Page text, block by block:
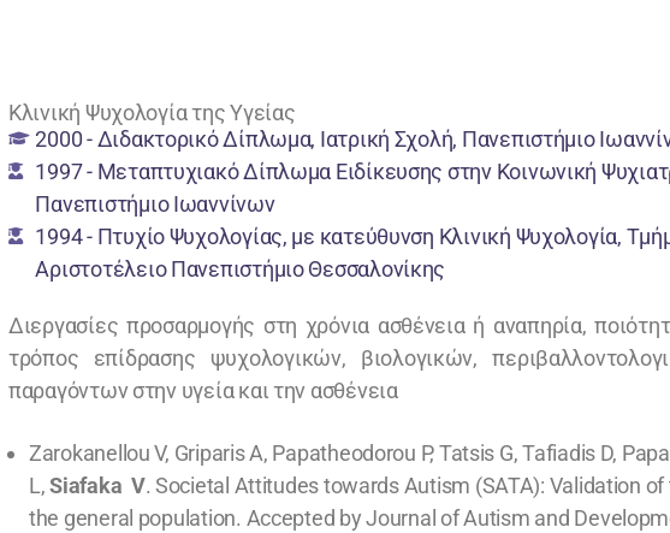
Κλινική Ψυχολογία της Υγείας
2000 - Διδακτορικό Δίπλωμα, Ιατρική Σχολή, Πανεπιστήμιο
1997 - Μεταπτυχιακό Δίπλωμα Ειδίκευσης στην Κοινωνική
Πανεπιστήμιο Ιωαννίνων
1994 - Πτυχίο Ψυχολογίας, με κατεύθυνση Κλινική Ψυχολογία,
Αριστοτέλειο Πανεπιστήμιο Θεσσαλονίκης
Διεργασίες προσαρμογής στη χρόνια ασθένεια ή αναπηρία,
τρόπος επίδρασης ψυχολογικών, βιολογικών,
παραγόντων στην υγεία και την ασθένεια
Zarokanellou V, Griparis A, Papatheodorou P, Tatsis G, Tafiadis D,
L,Siafaka V. Societal Attitudes towards Autism (SATA): Validation of
the general population. Accepted by Journal of Autism and